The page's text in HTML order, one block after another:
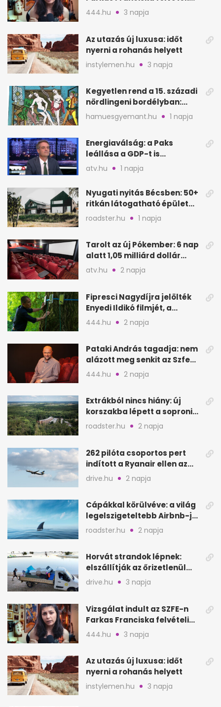
videója után
444.hu 3 napja
Az utazás új luxusa: időt
nyerni a rohanás helyett
instylemen.hu 3 napja
Kegyetlen rend a 15. századi
nördlingeni bordélyban:
verés, éheztetés
hamuesgyemant.hu 1 napja
Energiaválság: a Paks
leállása a GDP-t is
megütheti, int az
Oeconomus
atv.hu 1 napja
Nyugati nyitás Bécsben: 50+
ritkán látogatható épület
nyílik meg
roadster.hu 1 napja
Tarolt az új Pókember: 6 nap
alatt 1,05 milliárd dollár
bevétel
atv.hu 2 napja
Fipresci Nagydíjra jelölték
Enyedi Ildikó filmjét, a
Csendes barátot
444.hu 2 napja
Pataki András tagadja: nem
alázott meg senkit az Szfe
felvételijén
444.hu 2 napja
Extrákból nincs hiány: új
korszakba lépett a soproni
Fagus Hotel
roadster.hu 2 napja
262 pilóta csoportos pert
indított a Ryanair ellen az
Egyesült Királyságban
drive.hu 2 napja
Cápákkal körülvéve: a világ
legelszigeteltebb Airbnb-je
a nyílt tengeren
roadster.hu 2 napja
Horvát strandok lépnek:
elszállítják az őrizetlenül
hagyott törölközőket
drive.hu 3 napja
Vizsgálat indult az SZFE-n
Farkas Franciska felvételi
videója után
444.hu 3 napja
Az utazás új luxusa: időt
nyerni a rohanás helyett
instylemen.hu 3 napja